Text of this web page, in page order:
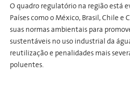
O quadro regulatório na região está
Países como o México, Brasil, Chile
suas normas ambientais para
sustentáveis no uso industrial da
reutilização e penalidades mais
poluentes.